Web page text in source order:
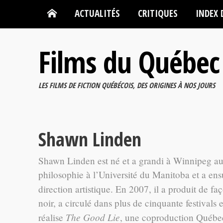
ACTUALITÉS CRITIQUES INDEX
Films du Québec
LES FILMS DE FICTION QUÉBÉCOIS, DES ORIGINES À NOS JOURS
Shawn Linden
Shawn Linden est né et a grandi à Winnipeg
philosophie à l’Université du Manitoba et a
direction artistique. En 2007, il a produit de
noir, a circulé dans plus de cinquante
réalise The Good Lie, une coproduction